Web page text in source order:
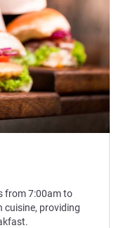
from 7:00am to
cuisine, providing